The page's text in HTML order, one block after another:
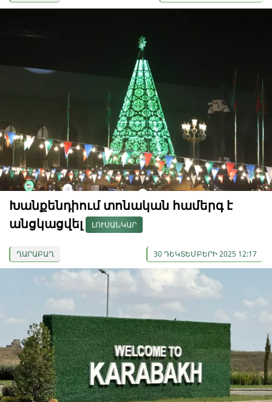
Խանքենդիում տոնական համերգ է
անցկացվել
ԼՈՒՍԱՆԿԱՐ
ՂԱՐԱԲԱՂ 30 ԴԵԿՏԵՄԲԵՐԻ 2025 12:17